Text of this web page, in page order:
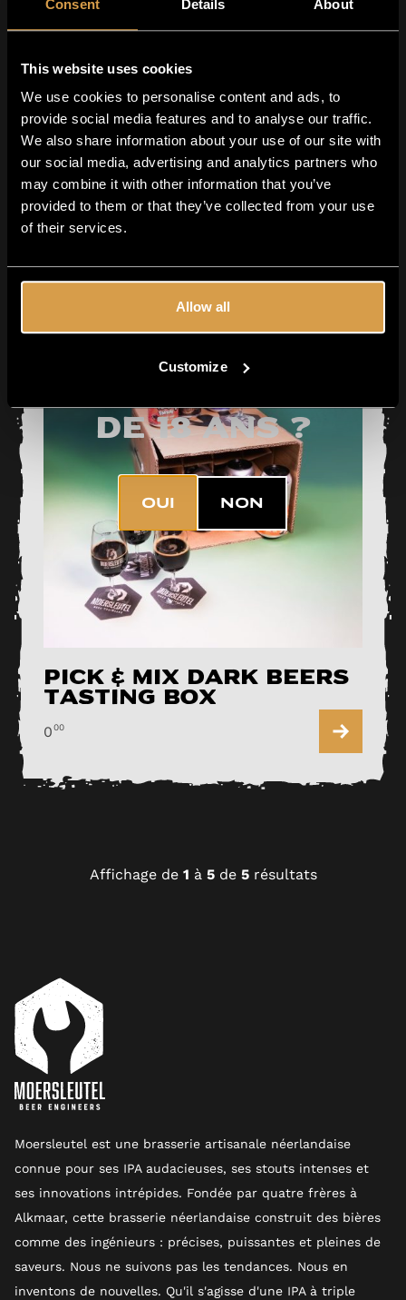
Consent Details About
This website uses cookies
We use cookies to personalise content and ads, to
provide social media features and to analyse our traffic.
We also share information about your use of our site with
our social media, advertising and analytics partners who
may combine it with other information that you’ve
provided to them or that they’ve collected from your use
of their services.
Allow all
Customize
de 18 ans ?
OUI NON
Pick & Mix IPA Tasting
Box
0
Pick & Mix Dark Beers
Tasting Box
000
Affichage de 1 à 5de 5résultats
Moersleutel est une brasserie artisanale néerlandaise
connue pour ses IPA audacieuses, ses stouts intenses et
ses innovations intrépides. Fondée par quatre frères à
Alkmaar, cette brasserie néerlandaise construit des bières
comme des ingénieurs : précises, puissantes et pleines de
saveurs. Nous ne suivons pas les tendances. Nous en
inventons de nouvelles. Qu'il s'agisse d'une IPA à triple